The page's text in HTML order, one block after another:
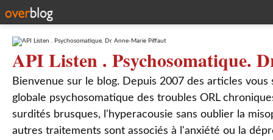
API Listen . Psychosomatique.
Bienvenue sur le blog. Depuis 2007 des articles
globale psychosomatique des troubles ORL
surdités brusques, l'hyperacousie sans oublier la
autres traitements sont associés à l'anxiété ou la